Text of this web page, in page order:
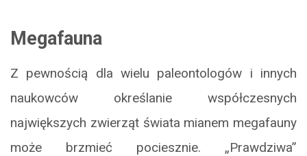
Megafauna
Z pewnością dla wielu paleontologów i innych
naukowców określanie współczesnych
największych zwierząt świata mianem megafauny
może brzmieć pociesznie. „Prawdziwa”